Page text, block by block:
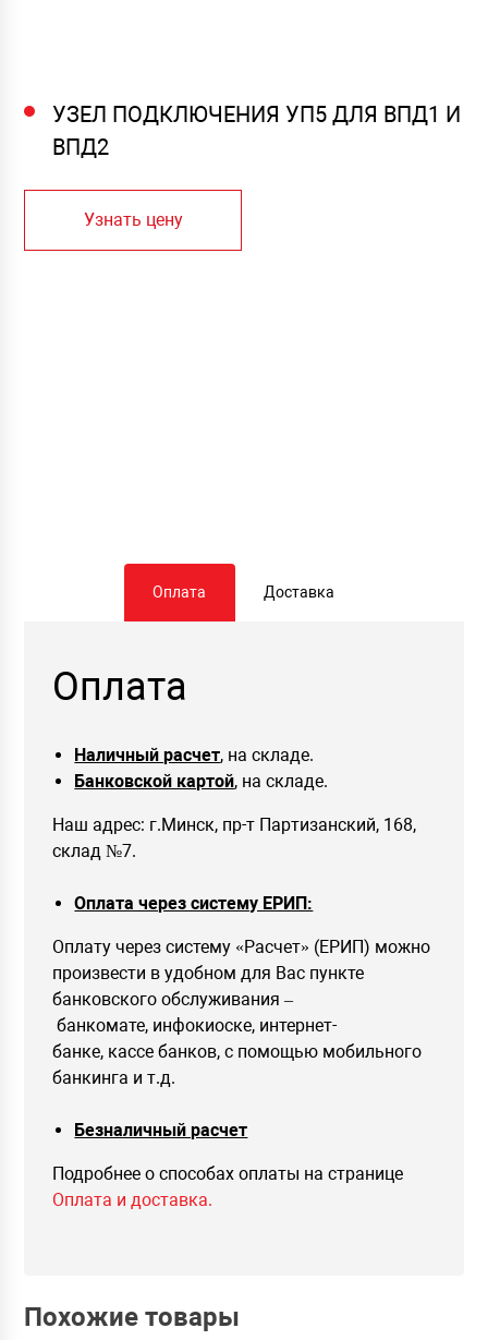
УЗЕЛ ПОДКЛЮЧЕНИЯ УП5 ДЛЯ ВПД1 И
ВПД2
Узнать цену
Оплата Доставка
Оплата
Наличный расчет, на складе.
Банковской картой, на складе.
Наш адрес: г.Минск, пр-т Партизанский, 168,
склад №7.
Оплата через систему ЕРИП:
Оплату через систему «Расчет» (ЕРИП) можно
произвести в удобном для Вас пункте
банковского обслуживания –
банкомате, инфокиоске, интернет-
банке, кассе банков, с помощью мобильного
банкинга и т.д.
Безналичный расчет
Подробнее о способах оплаты на странице
Оплата и доставка.
Похожие товары